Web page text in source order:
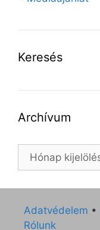
Keresés
Archívum
Archívum
Adatvédelem •
Rólunk